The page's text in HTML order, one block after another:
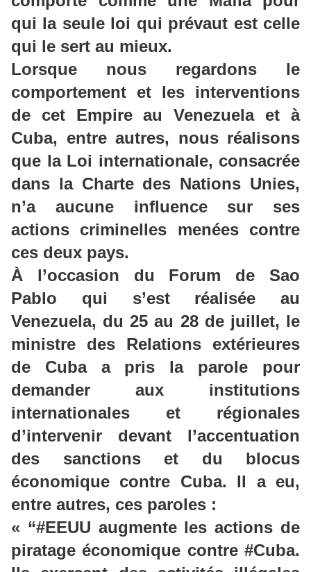
qui la seule loi qui prévaut est celle
qui le sert au mieux.
Lorsque nous regardons le
comportement et les interventions
de cet Empire au Venezuela et à
Cuba, entre autres, nous réalisons
que la Loi internationale, consacrée
dans la Charte des Nations Unies,
n’a aucune influence sur ses
actions criminelles menées contre
ces deux pays.
À l’occasion du Forum de Sao
Pablo qui s’est réalisée au
Venezuela, du 25 au 28 de juillet, le
ministre des Relations extérieures
de Cuba a pris la parole pour
demander aux institutions
internationales et régionales
d’intervenir devant l’accentuation
des sanctions et du blocus
économique contre Cuba. Il a eu,
entre autres, ces paroles :
« “#EEUU augmente les actions de
piratage économique contre #Cuba.